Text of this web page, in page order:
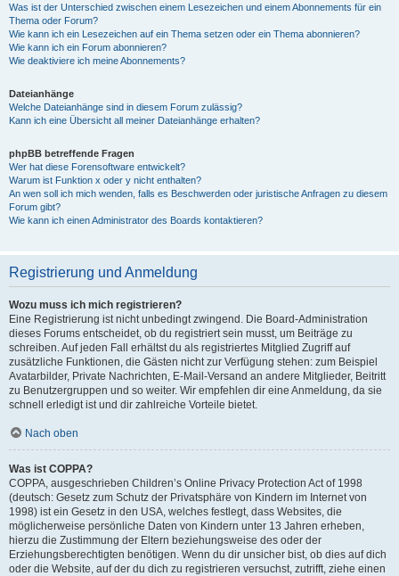
Was ist der Unterschied zwischen einem Lesezeichen und einem Abonnements für ein
Thema oder Forum?
Wie kann ich ein Lesezeichen auf ein Thema setzen oder ein Thema abonnieren?
Wie kann ich ein Forum abonnieren?
Wie deaktiviere ich meine Abonnements?
Dateianhänge
Welche Dateianhänge sind in diesem Forum zulässig?
Kann ich eine Übersicht all meiner Dateianhänge erhalten?
phpBB betreffende Fragen
Wer hat diese Forensoftware entwickelt?
Warum ist Funktion x oder y nicht enthalten?
An wen soll ich mich wenden, falls es Beschwerden oder juristische Anfragen zu diesem
Forum gibt?
Wie kann ich einen Administrator des Boards kontaktieren?
Registrierung und Anmeldung
Wozu muss ich mich registrieren?
Eine Registrierung ist nicht unbedingt zwingend. Die Board-Administration
dieses Forums entscheidet, ob du registriert sein musst, um Beiträge zu
schreiben. Auf jeden Fall erhältst du als registriertes Mitglied Zugriff auf
zusätzliche Funktionen, die Gästen nicht zur Verfügung stehen: zum Beispiel
Avatarbilder, Private Nachrichten, E-Mail-Versand an andere Mitglieder, Beitritt
zu Benutzergruppen und so weiter. Wir empfehlen dir eine Anmeldung, da sie
schnell erledigt ist und dir zahlreiche Vorteile bietet.
Nach oben
Was ist COPPA?
COPPA, ausgeschrieben Children’s Online Privacy Protection Act of 1998
(deutsch: Gesetz zum Schutz der Privatsphäre von Kindern im Internet von
1998) ist ein Gesetz in den USA, welches festlegt, dass Websites, die
möglicherweise persönliche Daten von Kindern unter 13 Jahren erheben,
hierzu die Zustimmung der Eltern beziehungsweise des oder der
Erziehungsberechtigten benötigen. Wenn du dir unsicher bist, ob dies auf dich
oder die Website, auf der du dich zu registrieren versuchst, zutrifft, ziehe einen